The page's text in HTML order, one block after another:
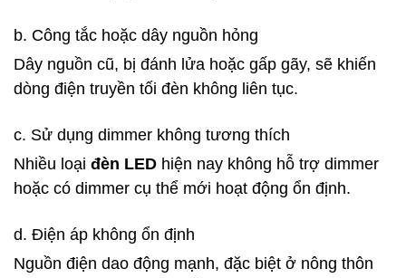
b. Công tắc hoặc dây nguồn hỏng
Dây nguồn cũ, bị đánh lửa hoặc gấp gãy, sẽ khiến
dòng điện truyền tối đèn không liên tục.
c. Sử dụng dimmer không tương thích
Nhiều loại đèn LED hiện nay không hỗ trợ dimmer
hoặc có dimmer cụ thể mới hoạt động ổn định.
d. Điện áp không ổn định
Nguồn điện dao động mạnh, đặc biệt ở nông thôn